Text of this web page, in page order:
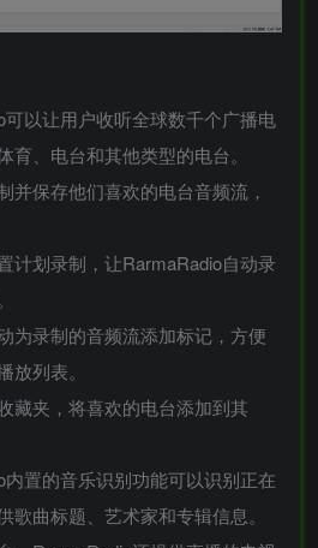
以让用户收听全球数千个广播电
育、电台和其他类型的电台。
并保存他们喜欢的电台音频流，
计划录制，让RarmaRadio自动录
为录制的音频流添加标记，方便
放列表。
藏夹，将喜欢的电台添加到其
置的音乐识别功能可以识别正在
歌曲标题、艺术家和专辑信息。